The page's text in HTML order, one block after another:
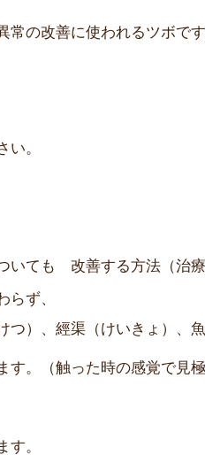
の改善に使われるツボです
。
いても 改善する方法（治療
ず、
つ）、經渠（けいきょ）、
。（触った時の感覚で見極
。